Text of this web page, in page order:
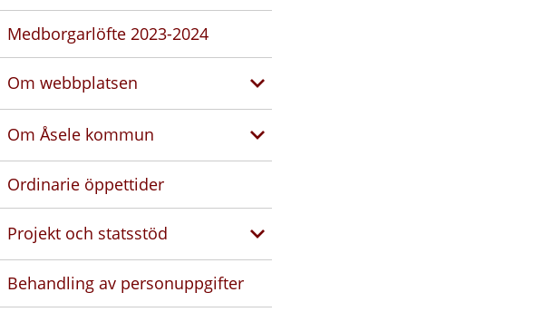
Medborgarlöfte 2023-2024
Om webbplatsen
Om Åsele kommun
Ordinarie öppettider
Projekt och statsstöd
Behandling av personuppgifter